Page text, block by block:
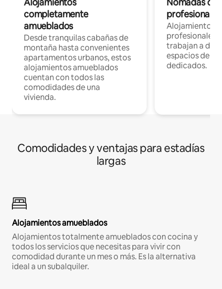
completamente
amueblados
Desde tranquilas cabañas de
montaña hasta convenientes
apartamentos urbanos, estos
alojamientos amueblados
cuentan con todos las
comodidades de una
vivienda.
Alojamientos
profesionales
trabajan a
espacios de
dedicados.
Comodidades y ventajas para estadías
largas
Alojamientos amueblados
Alojamientos totalmente amueblados con cocina y
todos los servicios que necesitas para vivir con
comodidad durante un mes o más. Es la alternativa
ideal a un subalquiler.